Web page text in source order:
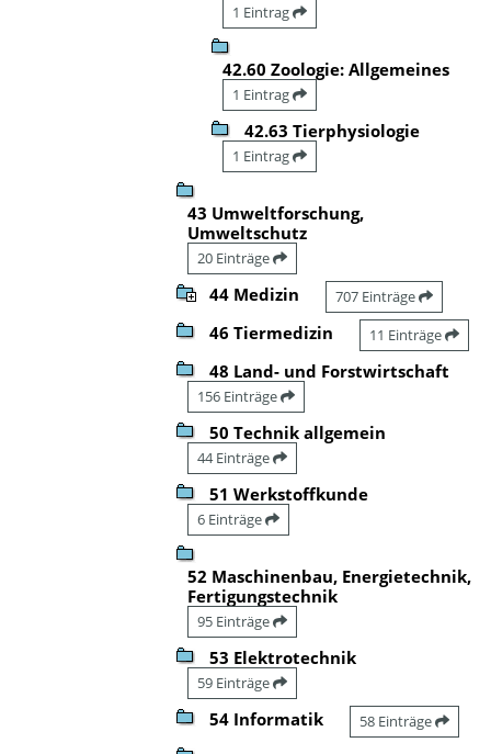
1 Eintrag
42.60 Zoologie: Allgemeines
1 Eintrag
42.63 Tierphysiologie
1 Eintrag
43 Umweltforschung,
Umweltschutz
20 Einträge
44 Medizin 707 Einträge
46 Tiermedizin 11 Einträge
48 Land- und Forstwirtschaft
156 Einträge
50 Technik allgemein
44 Einträge
51 Werkstoffkunde
6 Einträge
52 Maschinenbau, Energietechnik,
Fertigungstechnik
95 Einträge
53 Elektrotechnik
59 Einträge
54 Informatik 58 Einträge